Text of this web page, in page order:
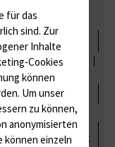
Blutalkohol,
Harnwege
/
Stoffwechsel /
/ Vitamine;
für das
sind. Zur
Inhalte
Cookies
können
Um unser
zu können,
anonymisierten
können einzeln